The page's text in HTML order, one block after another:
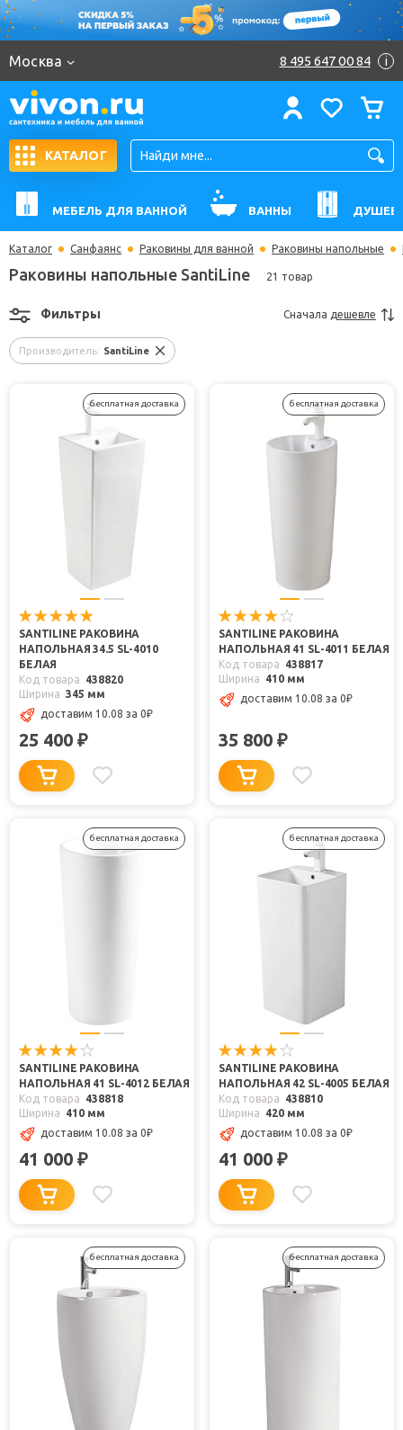
Москва 8 495 647 00 84 i
КАТАЛОГ
МЕБЕЛЬ ДЛЯ ВАННОЙ ВАННЫ
Каталог Санфаянс Раковины для ванной Раковины напольные
Раковины напольные SantiLine 21 товар
Производитель: SantiLine
Фильтры Сначала дешевле
бесплатная доставка
SANTILINE РАКОВИНА
НАПОЛЬНАЯ 34.5 SL-4010
БЕЛАЯ
Код товара
438820
Ширина 345 мм
доставим 10.08 за 0₽
25 400 ₽
бесплатная доставка
SANTILINE РАКОВИНА
НАПОЛЬНАЯ 41 SL-4011 БЕЛАЯ
Код товара
438817
Ширина
410 мм
доставим 10.08 за 0₽
35 800 ₽
бесплатная доставка
SANTILINE РАКОВИНА
НАПОЛЬНАЯ 41 SL-4012 БЕЛАЯ
Код товара
438818
Ширина
410 мм
доставим 10.08 за 0₽
41 000 ₽
бесплатная доставка
SANTILINE РАКОВИНА
НАПОЛЬНАЯ 42 SL-4005 БЕЛАЯ
Код товара
438810
Ширина
420 мм
доставим 10.08 за 0₽
41 000 ₽
бесплатная доставка бесплатная доставка